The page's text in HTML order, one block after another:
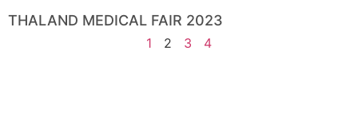
THALAND MEDICAL FAIR 2023
1 2 3 4